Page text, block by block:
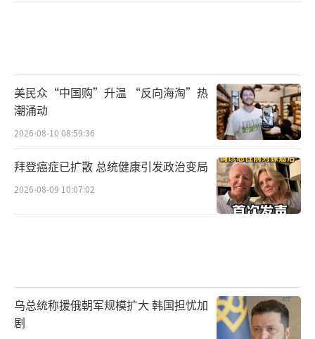
美民众“中国购”升温 “反向海淘”热
潮涌动
2026-08-10 08:59:36
拜登癌症已扩散 总统健康引发政治变局
2026-08-09 10:07:02
乌总统称援俄朝军规模扩大 韩国担忧加
剧